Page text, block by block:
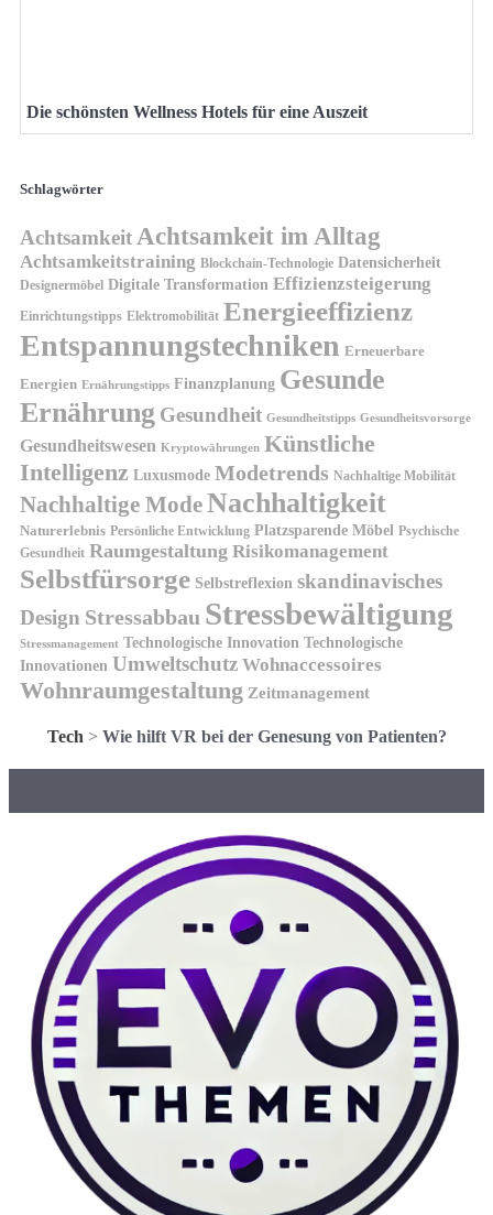
Die schönsten Wellness Hotels für eine Auszeit
Schlagwörter
AchtsamkeitAchtsamkeit im Alltag
Achtsamkeitstraining Blockchain-Technologie Datensicherheit
Designermöbel Digitale Transformation Effizienzsteigerung
Einrichtungstipps Elektromobilität Energieeffizienz
Entspannungstechniken Erneuerbare
Energien Ernährungstipps Finanzplanung Gesunde
Ernährung Gesundheit Gesundheitstipps Gesundheitsvorsorge
Gesundheitswesen Kryptowährungen Künstliche
Intelligenz Luxusmode Modetrends Nachhaltige Mobilität
Nachhaltige ModeNachhaltigkeit
Naturerlebnis Persönliche Entwicklung Platzsparende Möbel Psychische
Gesundheit Raumgestaltung Risikomanagement
Selbstfürsorge Selbstreflexion skandinavisches
Design Stressabbau Stressbewältigung
Stressmanagement Technologische Innovation Technologische
Innovationen Umweltschutz Wohnaccessoires
Wohnraumgestaltung Zeitmanagement
Tech > Wie hilft VR bei der Genesung von Patienten?